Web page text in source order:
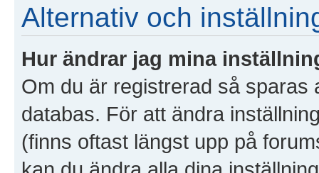
Alternativ och
Hur ändrar jag mina
Om du är registrerad så sparas
databas. För att ändra
(finns oftast längst upp på